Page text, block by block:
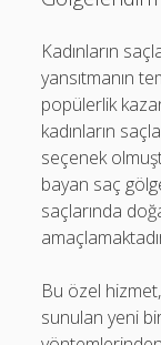
Kadınların
yansıtmanın
popülerlik
kadınların
seçenek
bayan saç
saçlarında
Bu özel
sunulan yeni